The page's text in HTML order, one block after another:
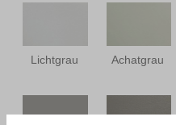
Lichtgrau Achatgrau